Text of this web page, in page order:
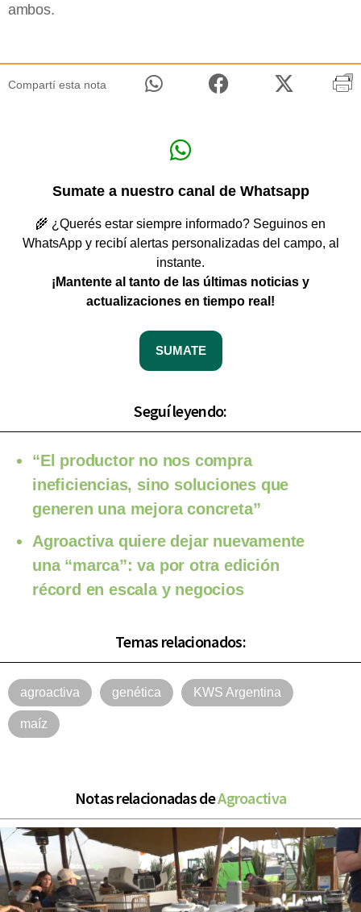
ambos.
Compartí esta nota
Sumate a nuestro canal de Whatsapp
🌾 ¿Querés estar siempre informado? Seguinos en
WhatsApp y recibí alertas personalizadas del campo, al
instante.
¡Mantente al tanto de las últimas noticias y
actualizaciones en tiempo real!
SUMATE
Seguí leyendo:
“El productor no nos compra
ineficiencias, sino soluciones que
generen una mejora concreta”
Agroactiva quiere dejar nuevamente
una “marca”: va por otra edición
récord en escala y negocios
Temas relacionados:
agroactiva genética KWS Argentina
maíz
Notas relacionadas deAgroactiva